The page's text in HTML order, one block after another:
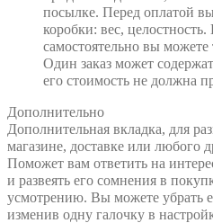
посылке. Перед оплатой
коробки: вес,
самостоятельно вы можете
Один заказ может
его стоимость не должна
Дополнительно
Дополнительная вкладка, для
магазине, доставке или любого
Поможет вам ответить на
и развеять его сомнения в
усмотрению. Вы можете убрать
изменив одну галочку в